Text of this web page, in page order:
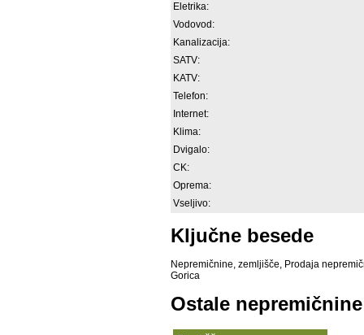
Eletrika:
Vodovod:
Kanalizacija:
SATV:
KATV:
Telefon:
Internet:
Klima:
Dvigalo:
CK:
Oprema:
Vseljivo:
Ključne besede
Nepremičnine, zemljišče, Prodaja
Gorica
Ostale nepremičnine